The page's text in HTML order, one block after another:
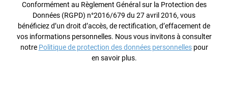
Conformément au Règlement Général sur la Protection des
Données (RGPD) n°2016/679 du 27 avril 2016, vous
bénéficiez d’un droit d’accès, de rectification, d’effacement de
vos informations personnelles. Nous vous invitons à consulter
notre Politique de protection des données personnellespour
en savoir plus.